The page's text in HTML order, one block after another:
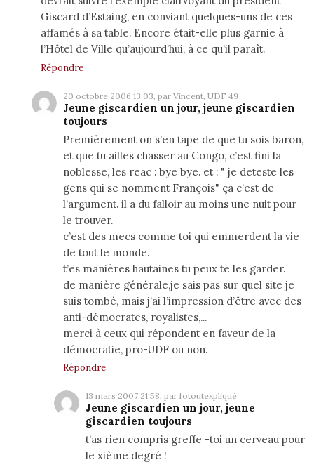
Giscard d’Estaing, en conviant quelques-uns de ces
affamés à sa table. Encore était-elle plus garnie à
l’Hôtel de Ville qu’aujourd’hui, à ce qu’il paraît.
Répondre
20 octobre 2006 13:03, par Vincent, UDF 49
Jeune giscardien un jour, jeune giscardien
toujours
Premièrement on s’en tape de que tu sois baron,
et que tu ailles chasser au Congo, c’est fini la
noblesse, les reac : bye bye. et : " je deteste les
gens qui se nomment François" ça c’est de
l’argument. il a du falloir au moins une nuit pour
le trouver.
c’est des mecs comme toi qui emmerdent la vie
de tout le monde.
t’es manières hautaines tu peux te les garder.
de manière générale,je sais pas sur quel site je
suis tombé, mais j’ai l’impression d’être avec des
anti-démocrates, royalistes,...
merci à ceux qui répondent en faveur de la
démocratie, pro-UDF ou non.
Répondre
13 mars 2007 21:58, par fotoutexpliqué
Jeune giscardien un jour, jeune
giscardien toujours
t’as rien compris greffe -toi un cerveau pour
le xième degré !